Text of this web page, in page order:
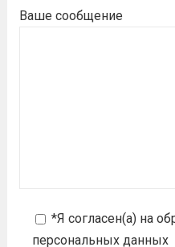
Ваше сообщение
*Я согласен(а) на
персональных данных